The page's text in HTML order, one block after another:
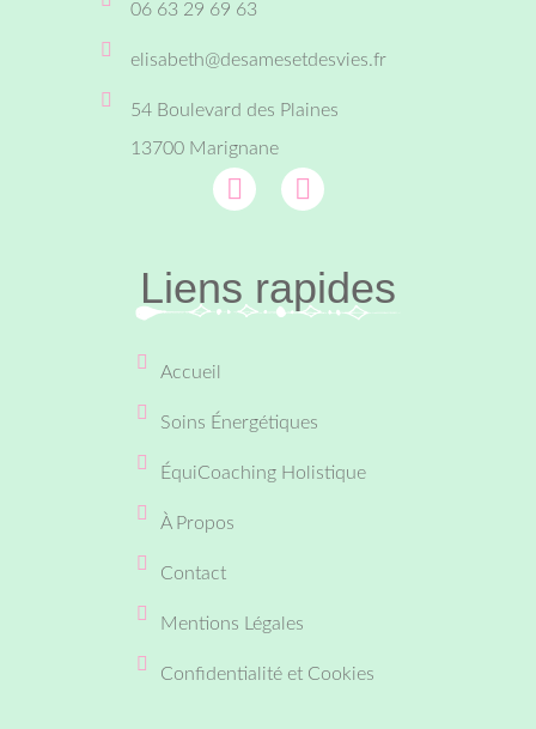
06 63 29 69 63‬
elisabeth@desamesetdesvies.fr
54 Boulevard des Plaines
13700 Marignane
Liens rapides
Accueil
Soins Énergétiques
ÉquiCoaching Holistique
À Propos
Contact
Mentions Légales
Confidentialité et Cookies